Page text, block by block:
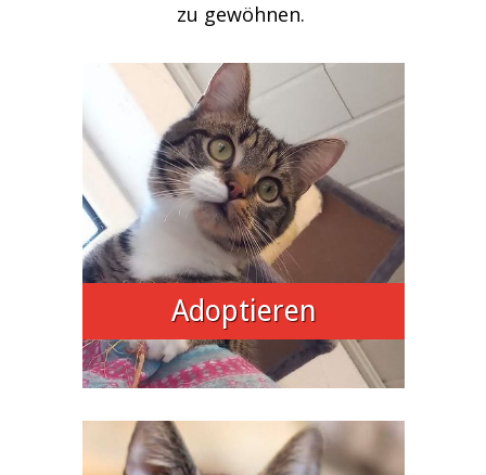
zu gewöhnen.
Adoptieren